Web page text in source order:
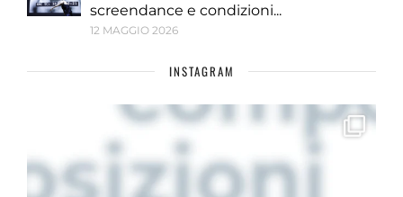
screendance e condizioni...
12 MAGGIO 2026
INSTAGRAM